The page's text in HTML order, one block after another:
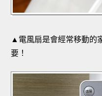
▲電風扇是會經常移動的
要！